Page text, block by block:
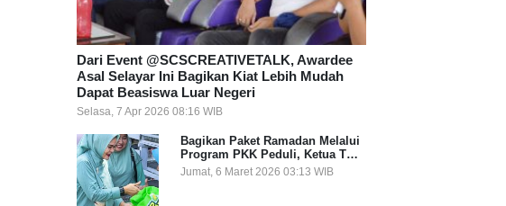
Dari Event @SCSCREATIVETALK, Awardee
Asal Selayar Ini Bagikan Kiat Lebih Mudah
Dapat Beasiswa Luar Negeri
Selasa, 7 Apr 2026 08:16 WIB
Bagikan Paket Ramadan Melalui
Program PKK Peduli, Ketua TP
PKK Kepulauan Selayar: Puasa
Adalah Ajang Melatih Kepekaan
Jumat, 6 Maret 2026 03:13 WIB